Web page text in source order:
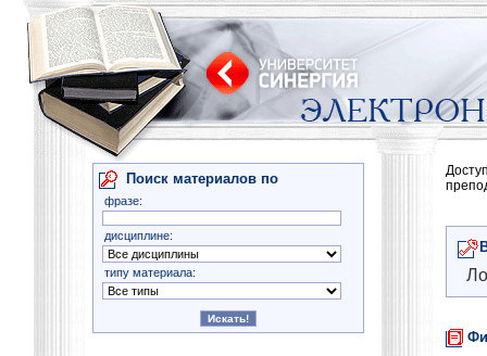
Поиск материалов по
фразе:
дисциплине:
типу материала: